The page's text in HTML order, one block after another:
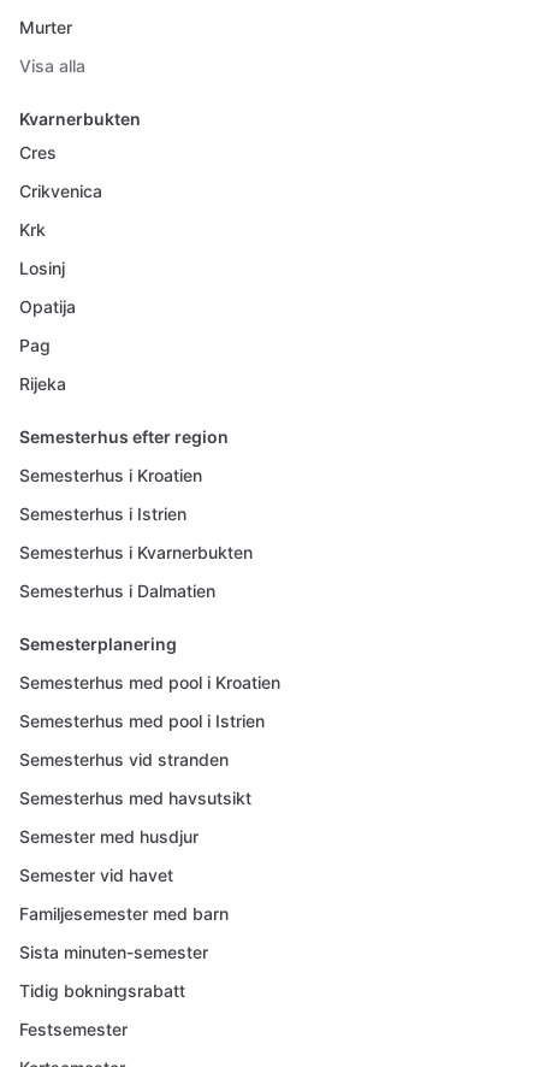
Murter
Visa alla
Kvarnerbukten
Cres
Crikvenica
Krk
Losinj
Opatija
Pag
Rijeka
Semesterhus efter region
Semesterhus i Kroatien
Semesterhus i Istrien
Semesterhus i Kvarnerbukten
Semesterhus i Dalmatien
Semesterplanering
Semesterhus med pool i Kroatien
Semesterhus med pool i Istrien
Semesterhus vid stranden
Semesterhus med havsutsikt
Semester med husdjur
Semester vid havet
Familjesemester med barn
Sista minuten-semester
Tidig bokningsrabatt
Festsemester